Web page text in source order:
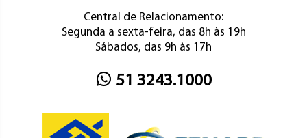
Central de Relacionamento:
Segunda a sexta-feira, das 8h às 19h
Sábados, das 9h às 17h
51 3243.1000